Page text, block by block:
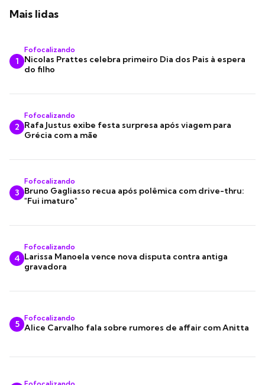
Mais lidas
1
Fofocalizando
Nicolas Prattes celebra primeiro Dia dos Pais à espera
do filho
2
Fofocalizando
Rafa Justus exibe festa surpresa após viagem para
Grécia com a mãe
3
Fofocalizando
Bruno Gagliasso recua após polêmica com drive-thru:
"Fui imaturo"
4
Fofocalizando
Larissa Manoela vence nova disputa contra antiga
gravadora
5
Fofocalizando
Alice Carvalho fala sobre rumores de affair com Anitta